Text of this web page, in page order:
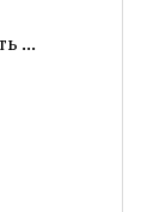
...